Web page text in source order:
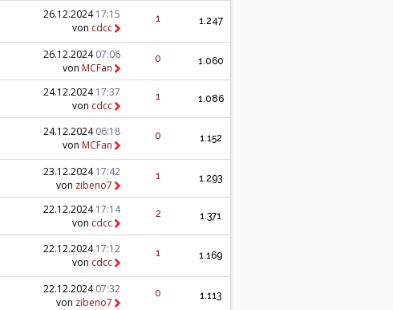
26.12.202417:15
von cdcc
1 1.247
26.12.202407:06
von MCFan
0 1.060
24.12.202417:37
von cdcc
1 1.086
24.12.202406:18
von MCFan
0 1.152
23.12.202417:42
von zibeno7
1 1.293
22.12.202417:14
von cdcc
2 1.371
22.12.202417:12
von cdcc
1 1.169
22.12.202407:32
von zibeno7
0 1.113